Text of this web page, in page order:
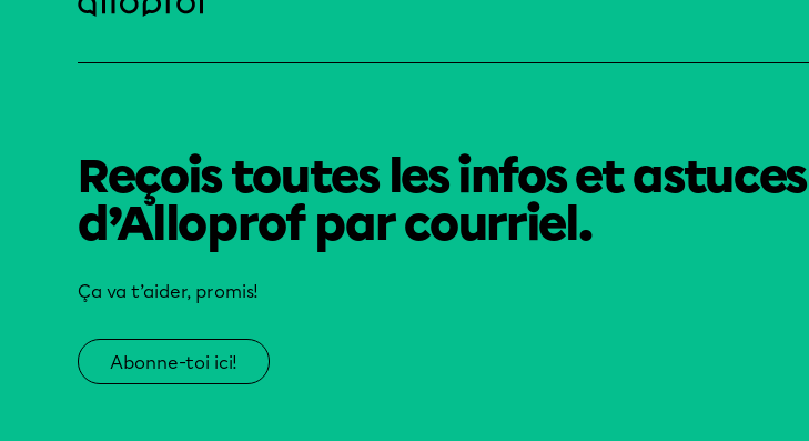
Reçois toutes les infos et astuces
d’Alloprof par courriel.
Ça va t’aider, promis!
Abonne-toi ici!